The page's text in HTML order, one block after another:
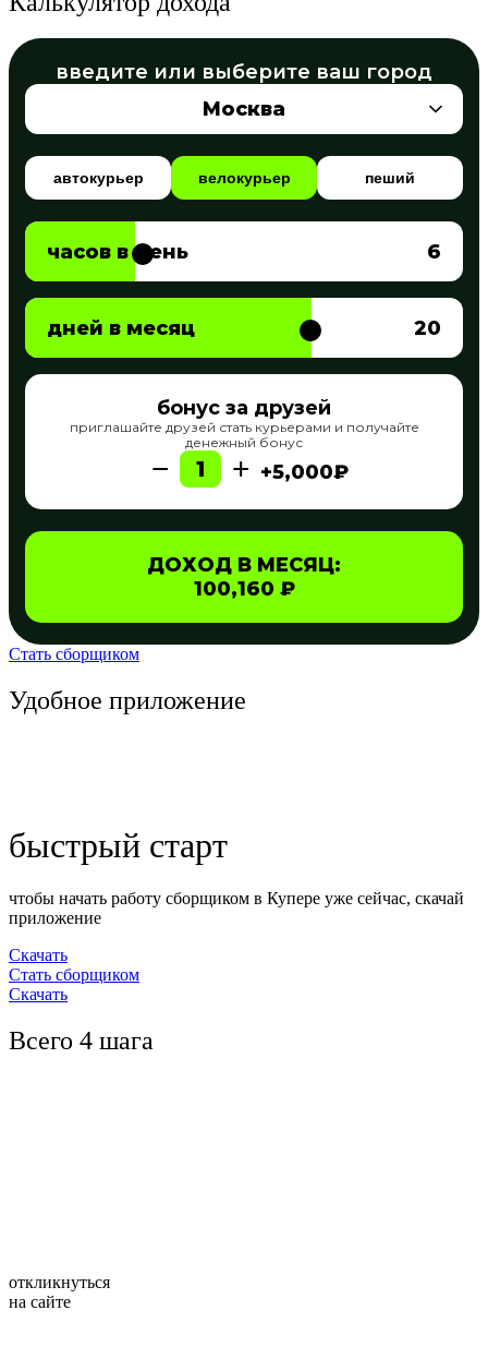
введите или выберите ваш город
Москва
автокурьер велокурьер пеший
часов в день 6
дней в месяц 20
бонус за друзей
приглашайте друзей стать курьерами и получайте
денежный бонус
− 1 + +5,000₽
ДОХОД В МЕСЯЦ:
100,160 ₽
Стать сборщиком
Удобное приложение
быстрый старт
чтобы начать работу сборщиком в Купере уже сейчас, скачай
приложение
Скачать
Стать сборщиком
Скачать
Всего 4 шага
откликнуться
на сайте